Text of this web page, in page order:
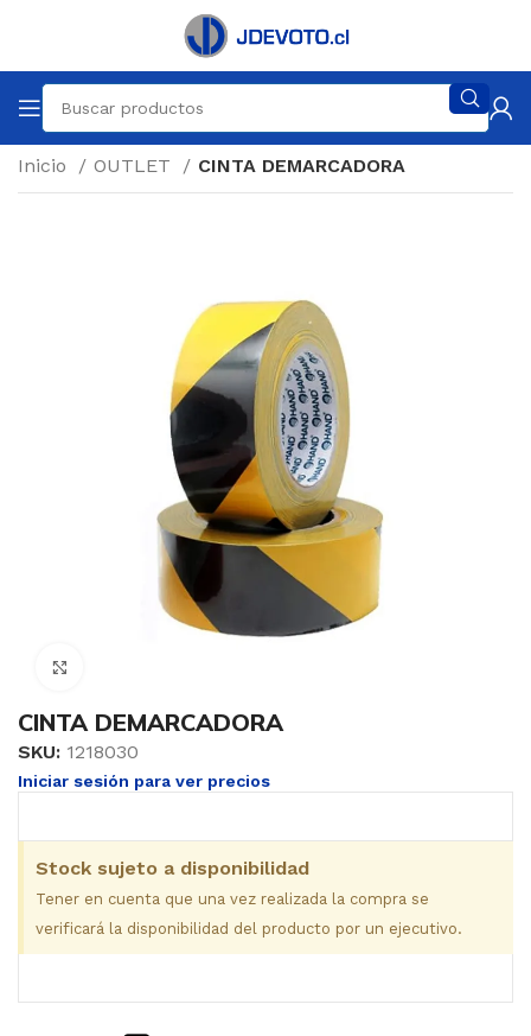
Inicio OUTLET CINTA DEMARCADORA
CINTA DEMARCADORA
SKU: 1218030
Iniciar sesión para ver precios
Stock sujeto a disponibilidad
Tener en cuenta que una vez realizada la compra se
verificará la disponibilidad del producto por un ejecutivo.